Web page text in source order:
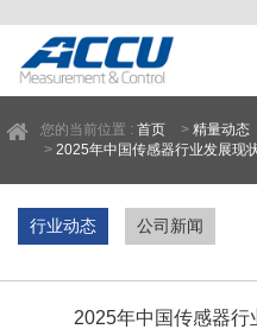
您的当前位置 : 首页 > 精量动态
> 2025年中国传感器行业发展现
行业动态 公司新闻
2025年中国传感器